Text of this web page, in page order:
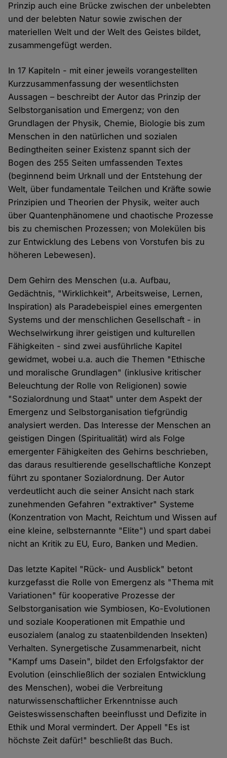
Prinzip auch eine Brücke zwischen der unbelebten
und der belebten Natur sowie zwischen der
materiellen Welt und der Welt des Geistes bildet,
zusammengefügt werden.
In 17 Kapiteln - mit einer jeweils vorangestellten
Kurzzusammenfassung der wesentlichsten
Aussagen – beschreibt der Autor das Prinzip der
Selbstorganisation und Emergenz; von den
Grundlagen der Physik, Chemie, Biologie bis zum
Menschen in den natürlichen und sozialen
Bedingtheiten seiner Existenz spannt sich der
Bogen des 255 Seiten umfassenden Textes
(beginnend beim Urknall und der Entstehung der
Welt, über fundamentale Teilchen und Kräfte sowie
Prinzipien und Theorien der Physik, weiter auch
über Quantenphänomene und chaotische Prozesse
bis zu chemischen Prozessen; von Molekülen bis
zur Entwicklung des Lebens von Vorstufen bis zu
höheren Lebewesen).
Dem Gehirn des Menschen (u.a. Aufbau,
Gedächtnis, "Wirklichkeit", Arbeitsweise, Lernen,
Inspiration) als Paradebeispiel eines emergenten
Systems und der menschlichen Gesellschaft - in
Wechselwirkung ihrer geistigen und kulturellen
Fähigkeiten - sind zwei ausführliche Kapitel
gewidmet, wobei u.a. auch die Themen "Ethische
und moralische Grundlagen" (inklusive kritischer
Beleuchtung der Rolle von Religionen) sowie
"Sozialordnung und Staat" unter dem Aspekt der
Emergenz und Selbstorganisation tiefgründig
analysiert werden. Das Interesse der Menschen an
geistigen Dingen (Spiritualität) wird als Folge
emergenter Fähigkeiten des Gehirns beschrieben,
das daraus resultierende gesellschaftliche Konzept
führt zu spontaner Sozialordnung. Der Autor
verdeutlicht auch die seiner Ansicht nach stark
zunehmenden Gefahren "extraktiver" Systeme
(Konzentration von Macht, Reichtum und Wissen auf
eine kleine, selbsternannte "Elite") und spart dabei
nicht an Kritik zu EU, Euro, Banken und Medien.
Das letzte Kapitel "Rück- und Ausblick" betont
kurzgefasst die Rolle von Emergenz als "Thema mit
Variationen" für kooperative Prozesse der
Selbstorganisation wie Symbiosen, Ko-Evolutionen
und soziale Kooperationen mit Empathie und
eusozialem (analog zu staatenbildenden Insekten)
Verhalten. Synergetische Zusammenarbeit, nicht
"Kampf ums Dasein", bildet den Erfolgsfaktor der
Evolution (einschließlich der sozialen Entwicklung
des Menschen), wobei die Verbreitung
naturwissenschaftlicher Erkenntnisse auch
Geisteswissenschaften beeinflusst und Defizite in
Ethik und Moral vermindert. Der Appell "Es ist
höchste Zeit dafür!" beschließt das Buch.